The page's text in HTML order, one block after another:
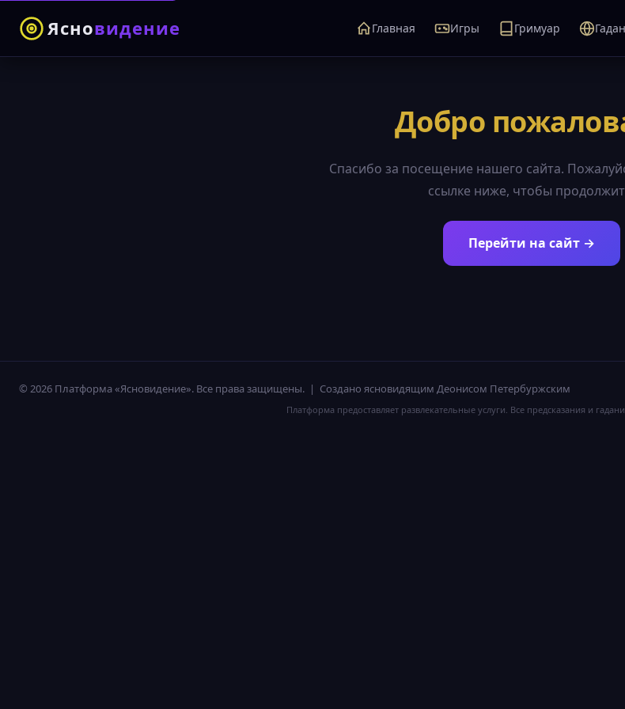
Ясновидение Главная Игры Гримуар
Добро
Спасибо за посещение нашего сайта.
ссылке ниже, чтобы
Перейти на сайт →
© 2026 Платформа «Ясновидение». Все права защищены. | Создано ясновидящим Деонисом Петербуржским
Платформа предоставляет развлекательные услуги. Все предсказания и